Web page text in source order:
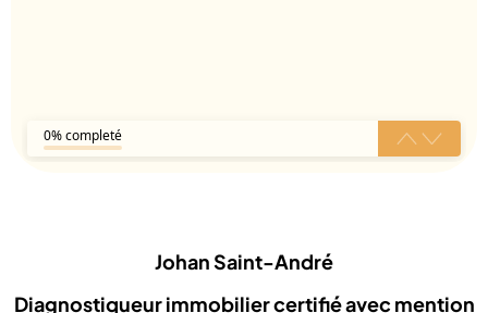
Johan Saint-André
Diagnostiqueur immobilier certifié avec mention